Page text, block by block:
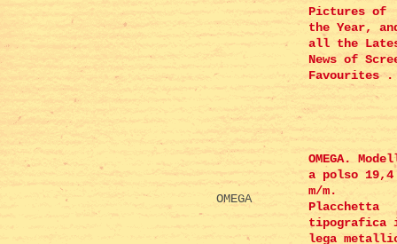
Pictures of
the Year,
all the
News of
Favourites .
OMEGA
OMEGA.
a polso 19,4
m/m.
Placchetta
tipografica
lega